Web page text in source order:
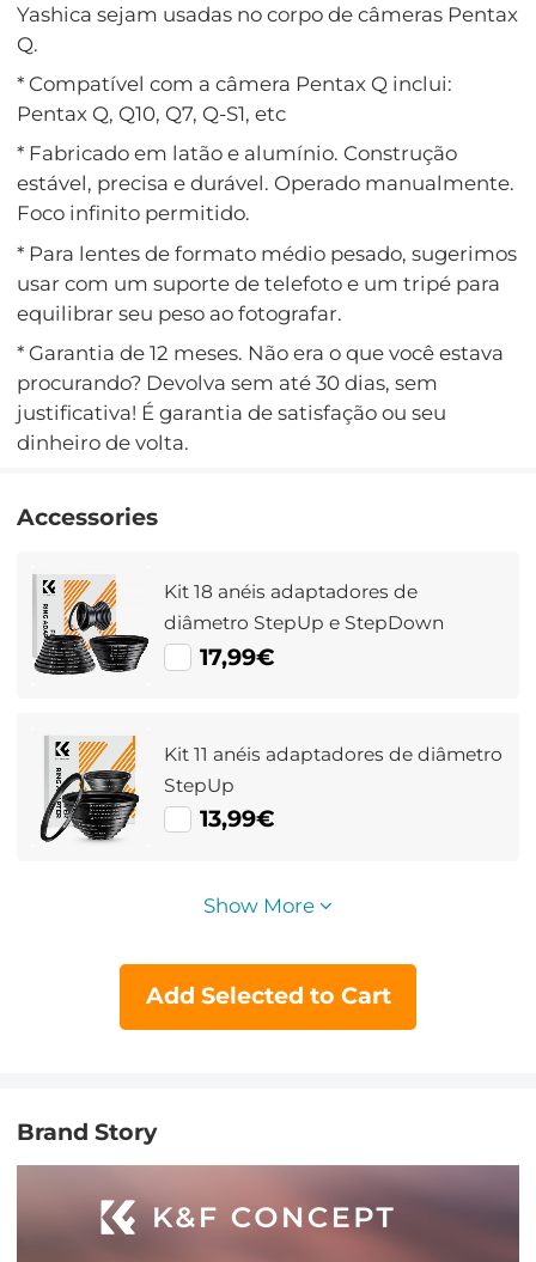
Yashica sejam usadas no corpo de câmeras Pentax
Q.
* Compatível com a câmera Pentax Q inclui:
Pentax Q, Q10, Q7, Q-S1, etc
* Fabricado em latão e alumínio. Construção
estável, precisa e durável. Operado manualmente.
Foco infinito permitido.
* Para lentes de formato médio pesado, sugerimos
usar com um suporte de telefoto e um tripé para
equilibrar seu peso ao fotografar.
* Garantia de 12 meses. Não era o que você estava
procurando? Devolva sem até 30 dias, sem
justificativa! É garantia de satisfação ou seu
dinheiro de volta.
Accessories
Kit 18 anéis adaptadores de
diâmetro StepUp e StepDown
17,99€
Kit 11 anéis adaptadores de diâmetro
StepUp
13,99€
Show More
Add Selected to Cart
Brand Story